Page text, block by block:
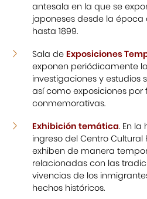
antesala en la que se
japoneses desde la época
hasta 1899.
Sala de Exposiciones
exponen periódicamente
investigaciones y estudios
así como exposiciones por
conmemorativas.
Exhibición temática. En
ingreso del Centro Cultural
exhiben de manera
relacionadas con las
vivencias de los
hechos históricos.